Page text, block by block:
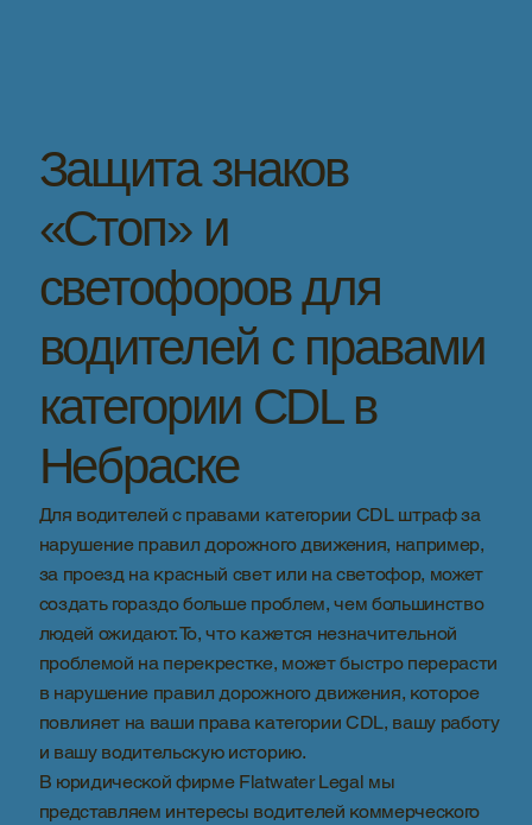
Защита знаков
«Стоп» и
светофоров для
водителей с правами
категории CDL в
Небраске
Для водителей с правами категории CDL штраф за
нарушение правил дорожного движения, например,
за проезд на красный свет или на светофор, может
создать гораздо больше проблем, чем большинство
людей ожидают. То, что кажется незначительной
проблемой на перекрестке, может быстро перерасти
в нарушение правил дорожного движения, которое
повлияет на ваши права категории CDL, вашу работу
и вашу водительскую историю.
В юридической фирме Flatwater Legal мы
представляем интересы водителей коммерческого